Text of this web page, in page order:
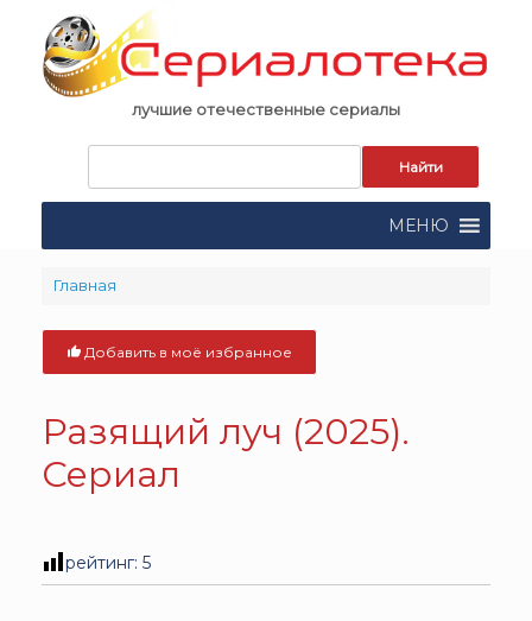
content
лучшие отечественные сериалы
поиска:
МЕНЮ
Главная
Добавить в моё избранное
Разящий луч (2025).
Сериал
рейтинг: 5